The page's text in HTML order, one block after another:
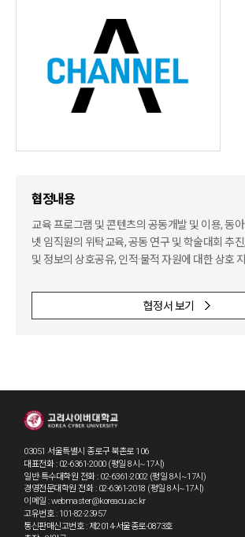
협정내용
교육 프로그램 및 콘텐츠의 공동개발 및 이용, 동아
넷 임직원의 위탁교육, 공동 연구 및 학술대회 추진,
및 정보의 상호공유, 인적·물적 자원에 대한 상호
협정서 보기
03051 서울특별시 종로구 북촌로 106
대표전화 : 02-6361-2000 (평일 8시~17시)
일반·특수대학원 전화 : 02-6361-2002 (평일 8시~17시)
경영전문대학원 전화 : 02-6361-2018 (평일 8시~17시)
이메일 : webmaster@koreacu.ac.kr
고유번호 : 101-82-23957
통신판매신고번호 : 제2014-서울종로-0873호